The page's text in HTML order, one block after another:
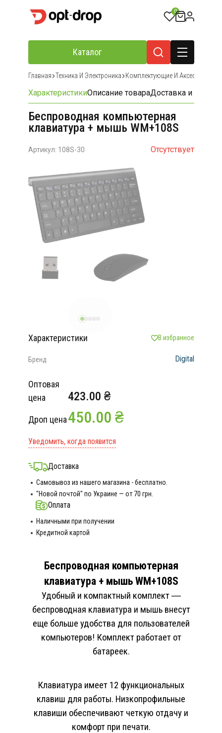
0
Каталог
Главная Техника И Электроника Комплектующие И Аксессуары
ХарактеристикиОписание товараДоставка и оплата
Беспроводная компьютерная
клавиатура + мышь WM+108S
Артикул: 108S-30 Отсутствует
Характеристики В избранное
Бренд Digital
Оптовая
цена
423.00 ₴
Дроп цена450.00 ₴
Уведомить, когда появится
Доставка
Самовывоз из нашего магазина - бесплатно.
"Новой почтой" по Украине — от 70 грн.
Оплата
Наличными при получении
Кредитной картой
Беспроводная компьютерная
клавиатура + мышь WM+108S
Удобный и компактный комплект ―
беспроводная клавиатура и мышь внесут
еще больше удобства для пользователей
компьютеров! Комплект работает от
батареек.
Клавиатура имеет 12 функциональных
клавиш для работы. Низкопрофильные
клавиши обеспечивают четкую отдачу и
комфорт при печати.